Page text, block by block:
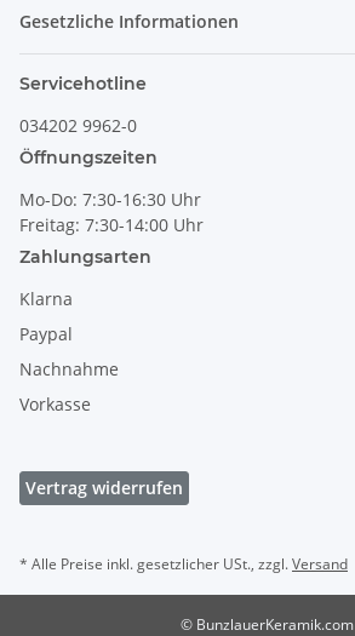
Gesetzliche Informationen
Servicehotline
034202 9962-0
Öffnungszeiten
Mo-Do: 7:30-16:30 Uhr
Freitag: 7:30-14:00 Uhr
Zahlungsarten
Klarna
Paypal
Nachnahme
Vorkasse
Vertrag widerrufen
* Alle Preise inkl. gesetzlicher USt., zzgl.Versand
© BunzlauerKeramik.com